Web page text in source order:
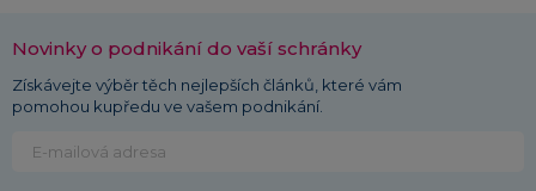
Novinky o podnikání do vaší schránky
Získávejte výběr těch nejlepších článků, které vám
pomohou kupředu ve vašem podnikání.